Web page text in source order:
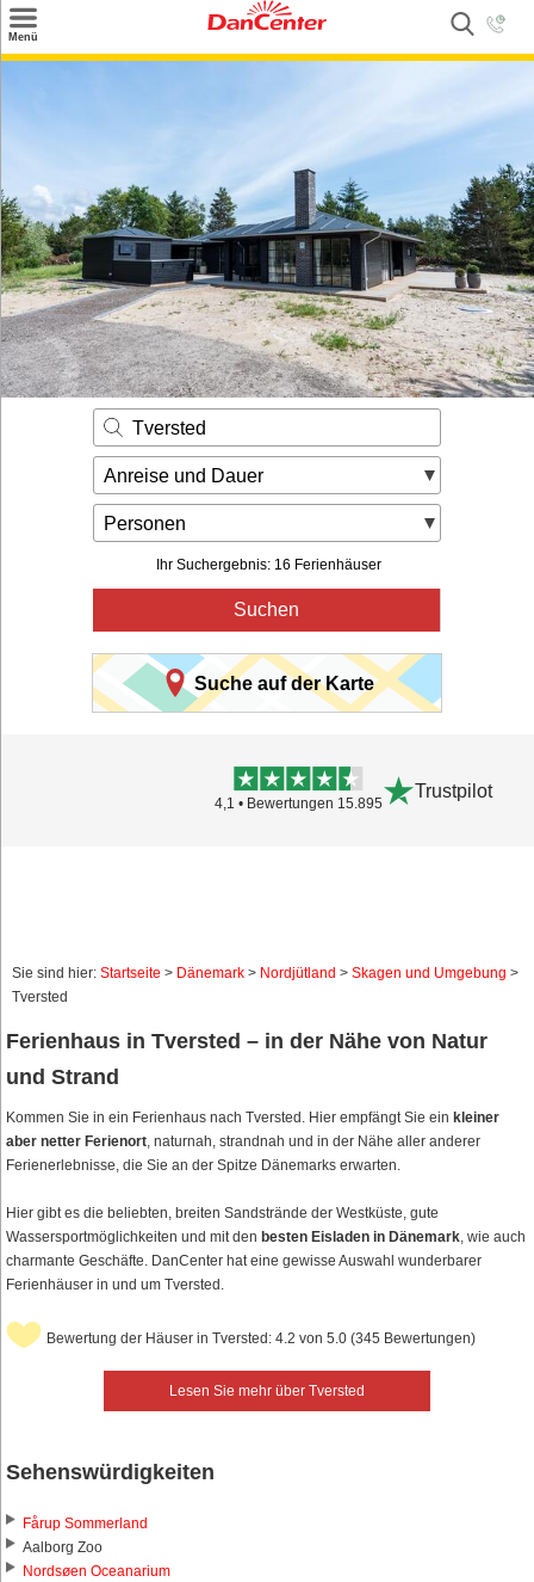
Menü
Angebote
Inspiration
Kontakt
Gut zu wissen
Login
Tversted
Anreise und Dauer
Personen
Ihr Suchergebnis: 16 Ferienhäuser
Suchen
Suche auf der Karte
4,1 • Bewertungen 15.895
Trustpilot
Sie sind hier: Startseite > Dänemark > Nordjütland > Skagen und Umgebung >
Tversted
Ferienhaus in Tversted – in der Nähe von Natur
und Strand
Kommen Sie in ein Ferienhaus nach Tversted. Hier empfängt Sie ein kleiner
aber netter Ferienort, naturnah, strandnah und in der Nähe aller anderer
Ferienerlebnisse, die Sie an der Spitze Dänemarks erwarten.
Hier gibt es die beliebten, breiten Sandstrände der Westküste, gute
Wassersportmöglichkeiten und mit den besten Eisladen in Dänemark, wie auch
charmante Geschäfte. DanCenter hat eine gewisse Auswahl wunderbarer
Ferienhäuser in und um Tversted.
Lesen Sie mehr über Tversted
Bewertung der Häuser in Tversted: 4.2 von 5.0 (345 Bewertungen)
Sehenswürdigkeiten
Fårup Sommerland
Aalborg Zoo
Nordsøen Oceanarium